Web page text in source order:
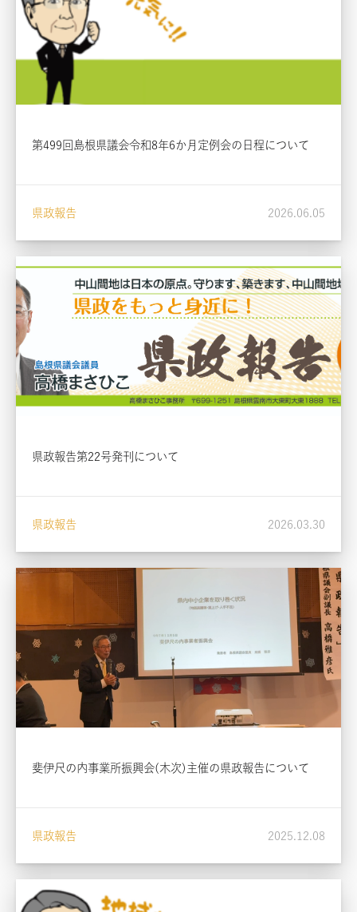
第499回島根県議会令和8年6か月定例会の日程について
県政報告 2026.06.05
県政報告第22号発刊について
県政報告 2026.03.30
斐伊尺の内事業所振興会(木次)主催の県政報告について
県政報告 2025.12.08